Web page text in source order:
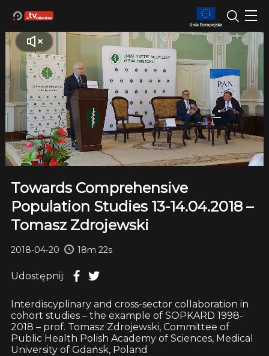
Towards Comprehensive
Population Studies 13-14.04.2018 –
Tomasz Zdrojewski
2018-04-20 18m 22s
Udostępnij:
Interdiscyplinary and cross-sector collaboration in
cohort studies – the example of SOPKARD 1998-
2018 – prof. Tomasz Zdrojewski, Committee of
Public Health Polish Academy of Sciences, Medical
University of Gdańsk, Poland